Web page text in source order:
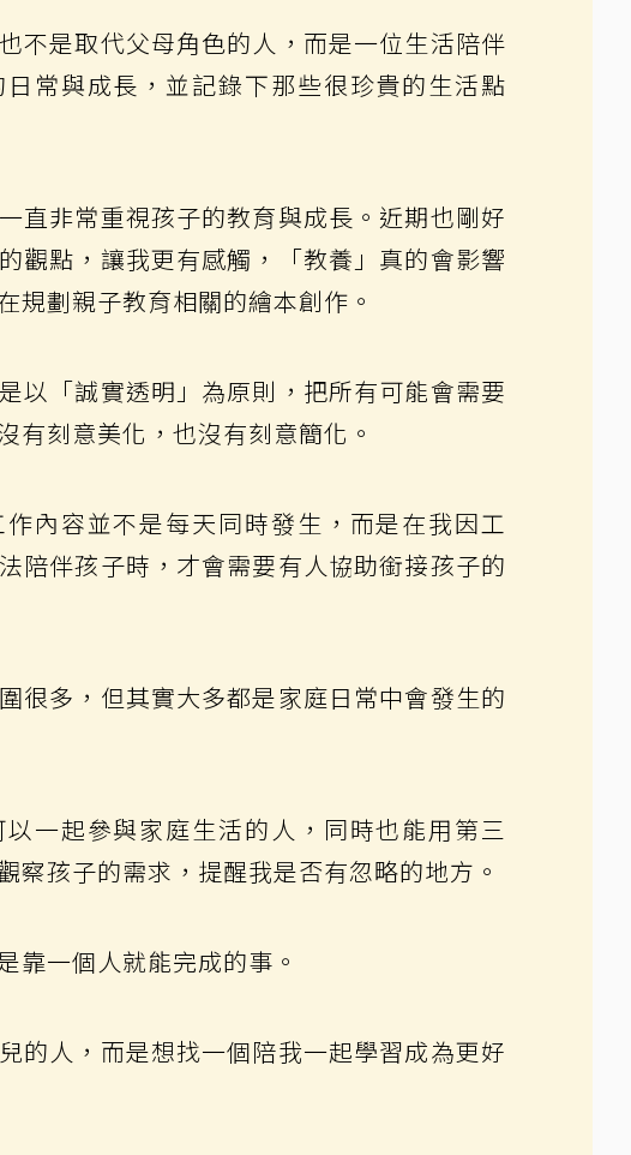
不是取代父母角色的人，而是一位生活陪伴
常與成長，並記錄下那些很珍貴的生活點
直非常重視孩子的教育與成長。近期也剛好
觀點，讓我更有感觸，「教養」真的會影響
規劃親子教育相關的繪本創作。
以「誠實透明」為原則，把所有可能會需要
有刻意美化，也沒有刻意簡化。
內容並不是每天同時發生，而是在我因工
陪伴孩子時，才會需要有人協助銜接孩子的
很多，但其實大多都是家庭日常中會發生的
一起參與家庭生活的人，同時也能用第三
察孩子的需求，提醒我是否有忽略的地方。
靠一個人就能完成的事。
的人，而是想找一個陪我一起學習成為更好